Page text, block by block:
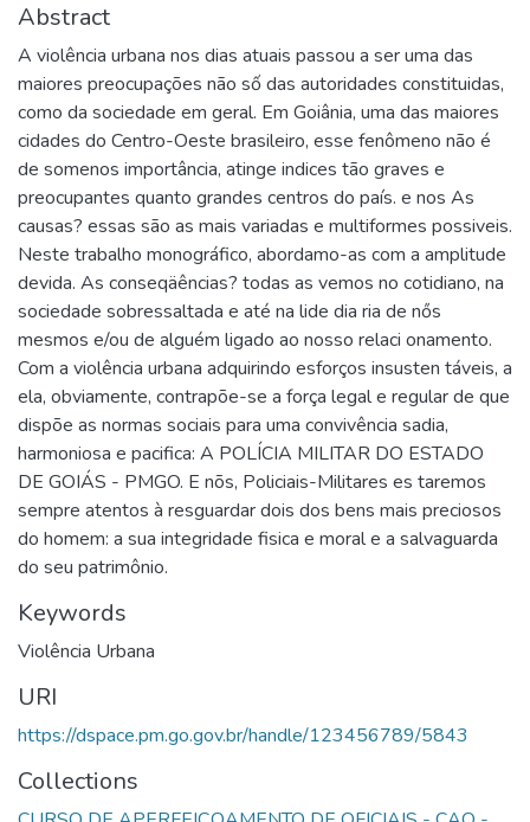
Abstract
A violência urbana nos dias atuais passou a ser uma das
maiores preocupações não số das autoridades constituidas,
como da sociedade em geral. Em Goiânia, uma das maiores
cidades do Centro-Oeste brasileiro, esse fenômeno não é
de somenos importância, atinge indices tão graves e
preocupantes quanto grandes centros do país. e nos As
causas? essas são as mais variadas e multiformes possiveis.
Neste trabalho monográfico, abordamo-as com a amplitude
devida. As conseqäências? todas as vemos no cotidiano, na
sociedade sobressaltada e até na lide dia ria de nős
mesmos e/ou de alguém ligado ao nosso relaci onamento.
Com a violência urbana adquirindo esforços insusten táveis, a
ela, obviamente, contrapõe-se a força legal e regular de que
dispõe as normas sociais para uma convivência sadia,
harmoniosa e pacifica: A POLÍCIA MILITAR DO ESTADO
DE GOIÁS - PMGO. E nõs, Policiais-Militares es taremos
sempre atentos à resguardar dois dos bens mais preciosos
do homem: a sua integridade fisica e moral e a salvaguarda
do seu patrimônio.
Keywords
Violência Urbana
URI
https://dspace.pm.go.gov.br/handle/123456789/5843
Collections